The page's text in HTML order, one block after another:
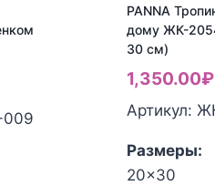
009
PANNA
дому ЖК-
30 см)
1,350.00₽
Артикул:
Размеры:
20x30